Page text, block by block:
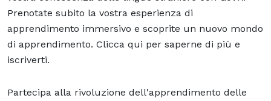
Prenotate subito la vostra esperienza di
apprendimento immersivo e scoprite un nuovo mondo
di apprendimento. Clicca qui per saperne di più e
iscriverti.
Partecipa alla rivoluzione dell'apprendimento delle